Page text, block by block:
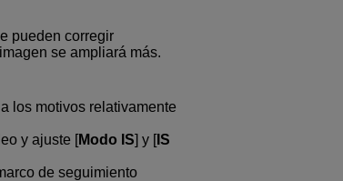
pueden corregir
se ampliará más.
los motivos relativamente
y ajuste [Modo IS] y [IS
de seguimiento